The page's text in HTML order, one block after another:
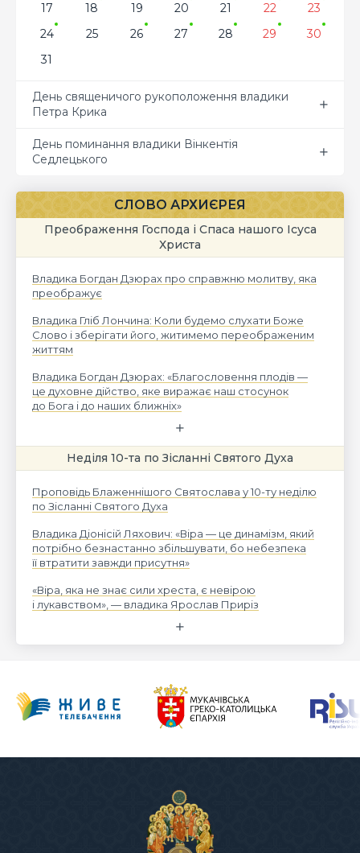
17
18 19 20 21 22
23
24
25 26 27 28 29
30
31
День священичого рукоположення владики
Петра Крика
День поминання владики Вінкентія
Седлецького
СЛОВО АРХИЄРЕЯ
Преображення Господа і Спаса нашого Ісуса
Христа
Владика Богдан Дзюрах про справжню молитву, яка
преображує
Владика Гліб Лончина: Коли будемо слухати Боже
Слово і зберігати його, житимемо переображеним
життям
Владика Богдан Дзюрах: «Благословення плодів —
це духовне дійство, яке виражає наш стосунок
до Бога і до наших ближніх»
Неділя 10-та по Зісланні Святого Духа
Проповідь Блаженнішого Святослава у 10-ту неділю
по Зісланні Святого Духа
Владика Діонісій Ляхович: «Віра — це динамізм, який
потрібно безнастанно збільшувати, бо небезпека
її втратити завжди присутня»
«Віра, яка не знає сили хреста, є невірою
і лукавством», — владика Ярослав Приріз